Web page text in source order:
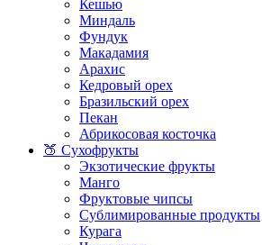
Кешью
Миндаль
Фундук
Макадамия
Арахис
Кедровый орех
Бразильский орех
Пекан
Абрикосовая косточка
🍑 Сухофрукты
Экзотические фрукты
Манго
Фруктовые чипсы
Сублимированные продукты
Курага